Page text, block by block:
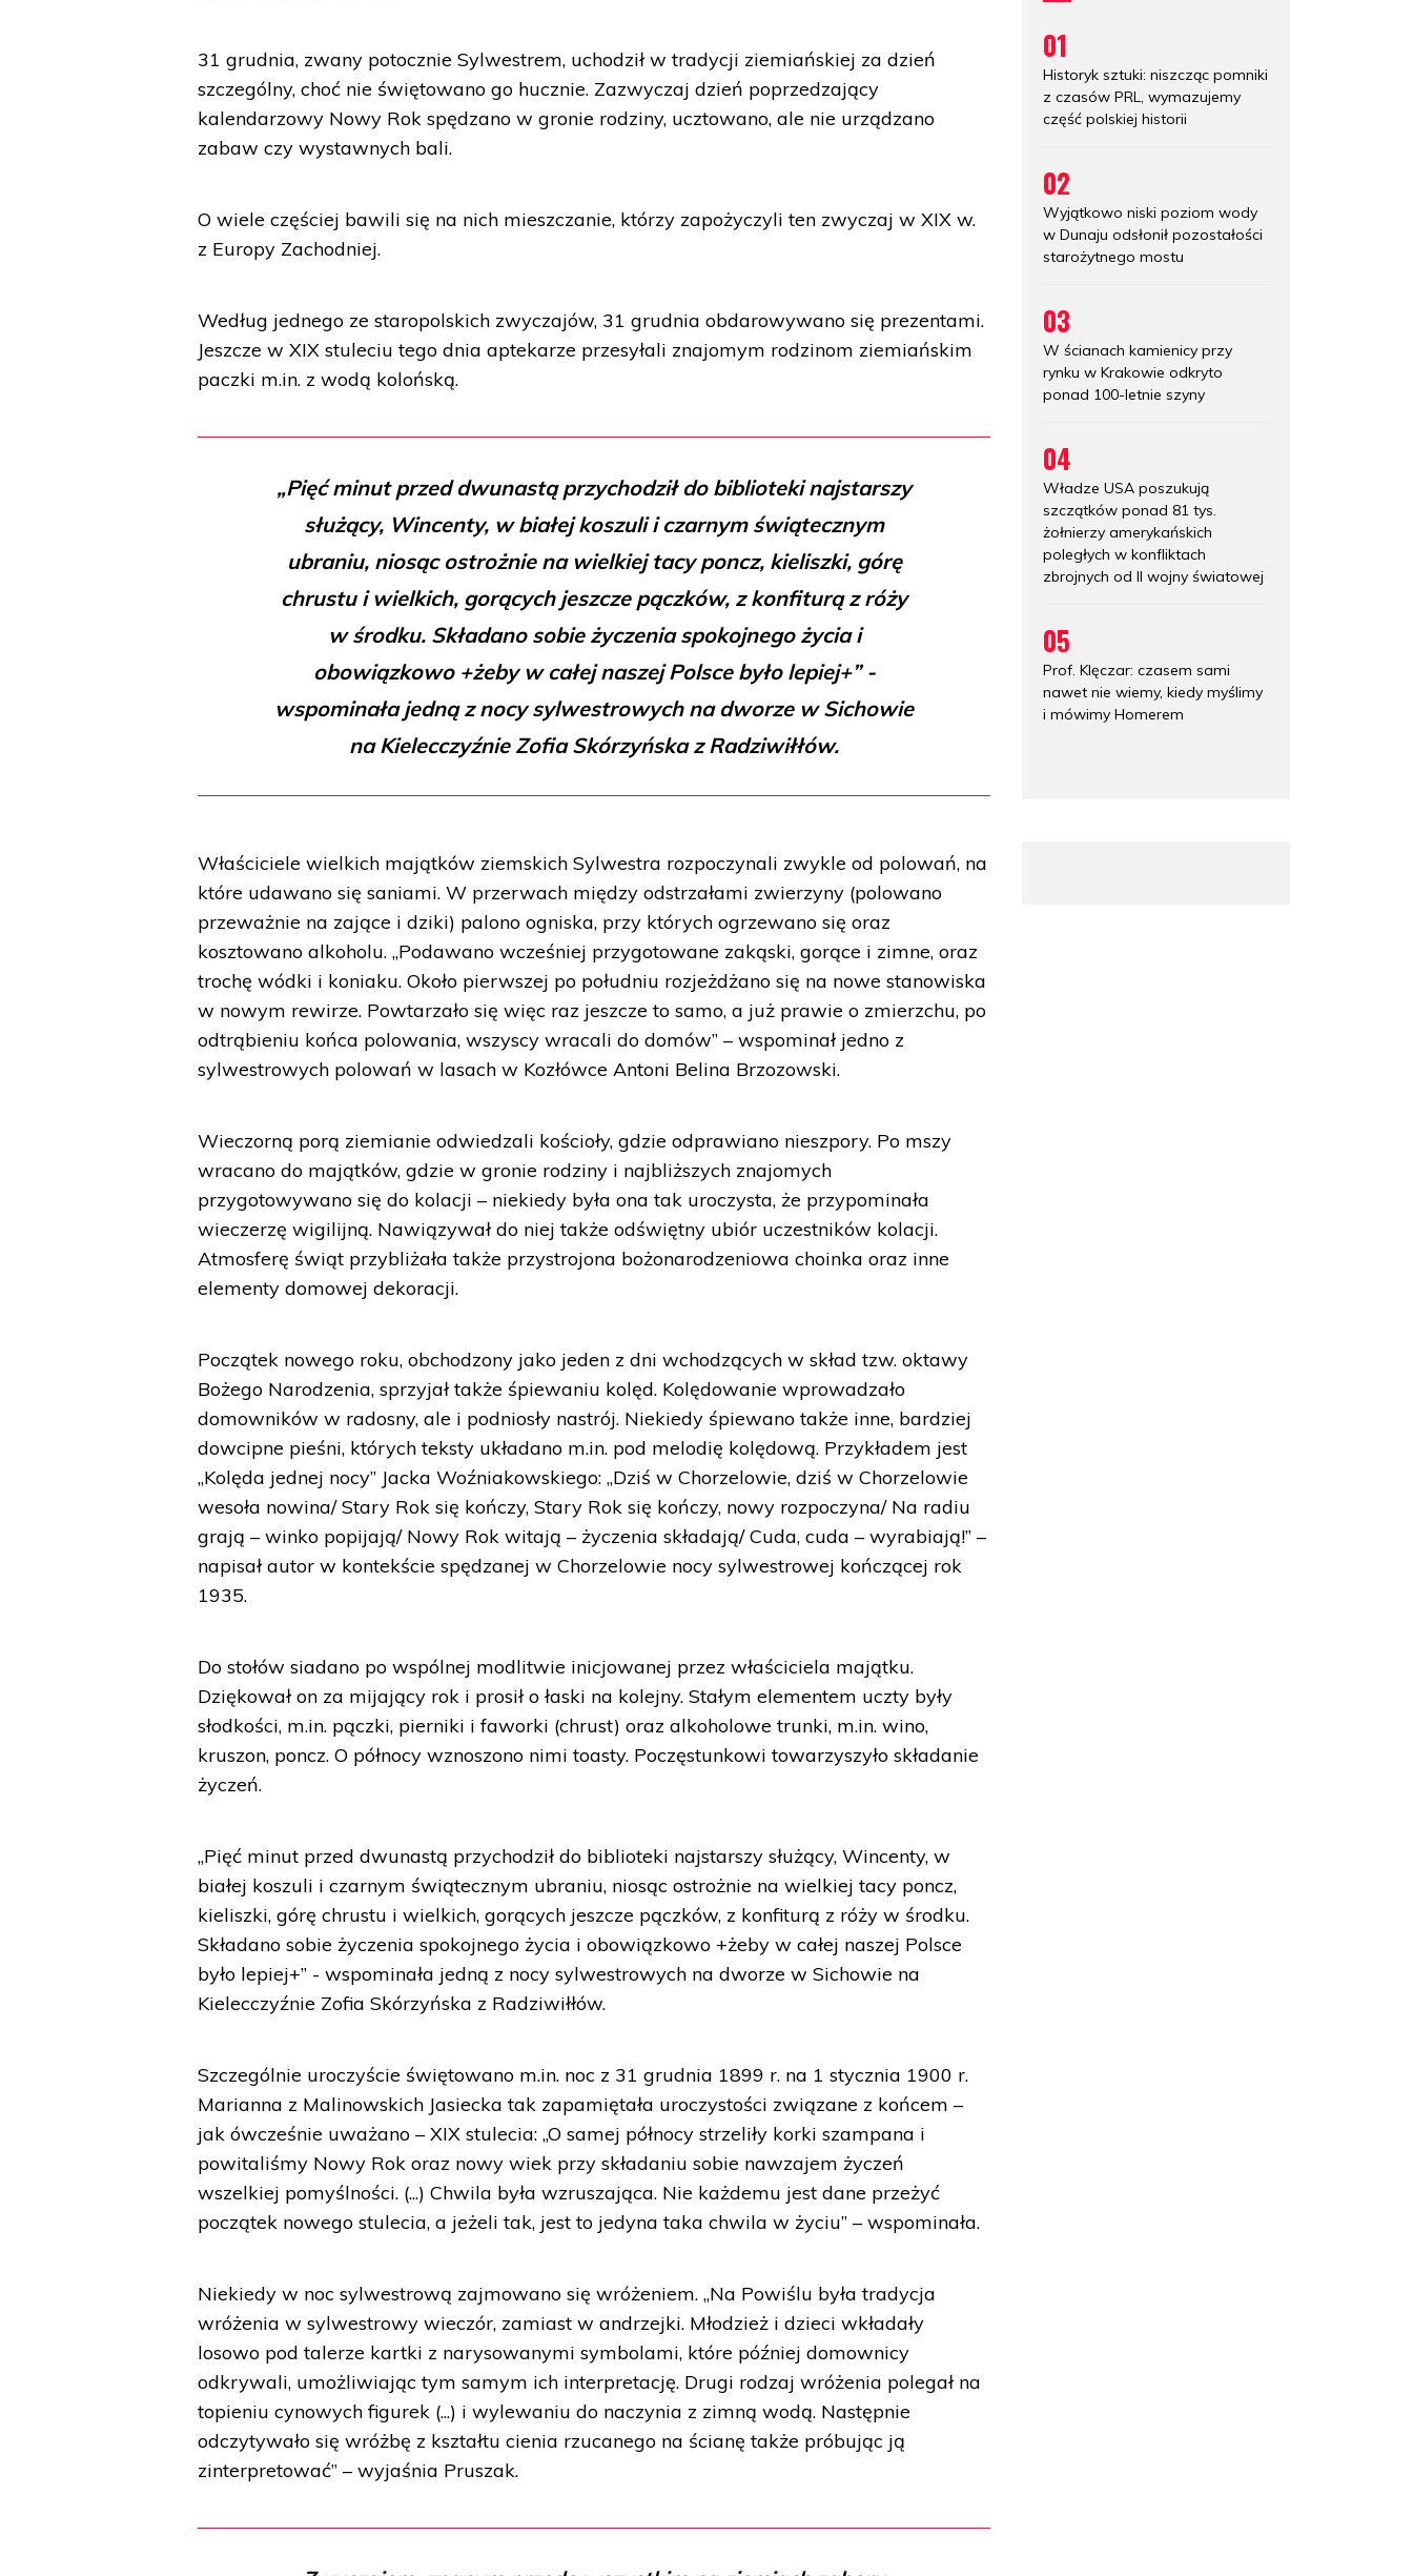
31 grudnia, zwany potocznie Sylwestrem, uchodził w tradycji ziemiańskiej za dzień
szczególny, choć nie świętowano go hucznie. Zazwyczaj dzień poprzedzający
kalendarzowy Nowy Rok spędzano w gronie rodziny, ucztowano, ale nie urządzano
zabaw czy wystawnych bali.
O wiele częściej bawili się na nich mieszczanie, którzy zapożyczyli ten zwyczaj w XIX w.
z Europy Zachodniej.
Według jednego ze staropolskich zwyczajów, 31 grudnia obdarowywano się prezentami.
Jeszcze w XIX stuleciu tego dnia aptekarze przesyłali znajomym rodzinom ziemiańskim
paczki m.in. z wodą kolońską.
„Pięć minut przed dwunastą przychodził do biblioteki najstarszy
służący, Wincenty, w białej koszuli i czarnym świątecznym
ubraniu, niosąc ostrożnie na wielkiej tacy poncz, kieliszki, górę
chrustu i wielkich, gorących jeszcze pączków, z konfiturą z róży
w środku. Składano sobie życzenia spokojnego życia i
obowiązkowo +żeby w całej naszej Polsce było lepiej+” -
wspominała jedną z nocy sylwestrowych na dworze w Sichowie
na Kielecczyźnie Zofia Skórzyńska z Radziwiłłów.
Właściciele wielkich majątków ziemskich Sylwestra rozpoczynali zwykle od polowań, na
które udawano się saniami. W przerwach między odstrzałami zwierzyny (polowano
przeważnie na zające i dziki) palono ogniska, przy których ogrzewano się oraz
kosztowano alkoholu. „Podawano wcześniej przygotowane zakąski, gorące i zimne, oraz
trochę wódki i koniaku. Około pierwszej po południu rozjeżdżano się na nowe stanowiska
w nowym rewirze. Powtarzało się więc raz jeszcze to samo, a już prawie o zmierzchu, po
odtrąbieniu końca polowania, wszyscy wracali do domów” – wspominał jedno z
sylwestrowych polowań w lasach w Kozłówce Antoni Belina Brzozowski.
Wieczorną porą ziemianie odwiedzali kościoły, gdzie odprawiano nieszpory. Po mszy
wracano do majątków, gdzie w gronie rodziny i najbliższych znajomych
przygotowywano się do kolacji – niekiedy była ona tak uroczysta, że przypominała
wieczerzę wigilijną. Nawiązywał do niej także odświętny ubiór uczestników kolacji.
Atmosferę świąt przybliżała także przystrojona bożonarodzeniowa choinka oraz inne
elementy domowej dekoracji.
Początek nowego roku, obchodzony jako jeden z dni wchodzących w skład tzw. oktawy
Bożego Narodzenia, sprzyjał także śpiewaniu kolęd. Kolędowanie wprowadzało
domowników w radosny, ale i podniosły nastrój. Niekiedy śpiewano także inne, bardziej
dowcipne pieśni, których teksty układano m.in. pod melodię kolędową. Przykładem jest
„Kolęda jednej nocy” Jacka Woźniakowskiego: „Dziś w Chorzelowie, dziś w Chorzelowie
wesoła nowina/ Stary Rok się kończy, Stary Rok się kończy, nowy rozpoczyna/ Na radiu
grają – winko popijają/ Nowy Rok witają – życzenia składają/ Cuda, cuda – wyrabiają!” –
napisał autor w kontekście spędzanej w Chorzelowie nocy sylwestrowej kończącej rok
1935.
Do stołów siadano po wspólnej modlitwie inicjowanej przez właściciela majątku.
Dziękował on za mijający rok i prosił o łaski na kolejny. Stałym elementem uczty były
słodkości, m.in. pączki, pierniki i faworki (chrust) oraz alkoholowe trunki, m.in. wino,
kruszon, poncz. O północy wznoszono nimi toasty. Poczęstunkowi towarzyszyło składanie
życzeń.
„Pięć minut przed dwunastą przychodził do biblioteki najstarszy służący, Wincenty, w
białej koszuli i czarnym świątecznym ubraniu, niosąc ostrożnie na wielkiej tacy poncz,
kieliszki, górę chrustu i wielkich, gorących jeszcze pączków, z konfiturą z róży w środku.
Składano sobie życzenia spokojnego życia i obowiązkowo +żeby w całej naszej Polsce
było lepiej+” - wspominała jedną z nocy sylwestrowych na dworze w Sichowie na
Kielecczyźnie Zofia Skórzyńska z Radziwiłłów.
Szczególnie uroczyście świętowano m.in. noc z 31 grudnia 1899 r. na 1 stycznia 1900 r.
Marianna z Malinowskich Jasiecka tak zapamiętała uroczystości związane z końcem –
jak ówcześnie uważano – XIX stulecia: „O samej północy strzeliły korki szampana i
powitaliśmy Nowy Rok oraz nowy wiek przy składaniu sobie nawzajem życzeń
wszelkiej pomyślności. (...) Chwila była wzruszająca. Nie każdemu jest dane przeżyć
początek nowego stulecia, a jeżeli tak, jest to jedyna taka chwila w życiu” – wspominała.
Niekiedy w noc sylwestrową zajmowano się wróżeniem. „Na Powiślu była tradycja
wróżenia w sylwestrowy wieczór, zamiast w andrzejki. Młodzież i dzieci wkładały
losowo pod talerze kartki z narysowanymi symbolami, które później domownicy
odkrywali, umożliwiając tym samym ich interpretację. Drugi rodzaj wróżenia polegał na
topieniu cynowych figurek (...) i wylewaniu do naczynia z zimną wodą. Następnie
odczytywało się wróżbę z kształtu cienia rzucanego na ścianę także próbując ją
zinterpretować” – wyjaśnia Pruszak.
01
Historyk sztuki: niszcząc pomniki
z czasów PRL, wymazujemy
część polskiej historii
02
Wyjątkowo niski poziom wody
w Dunaju odsłonił pozostałości
starożytnego mostu
03
W ścianach kamienicy przy
rynku w Krakowie odkryto
ponad 100-letnie szyny
04
Władze USA poszukują
szczątków ponad 81 tys.
żołnierzy amerykańskich
poległych w konfliktach
zbrojnych od II wojny światowej
05
Prof. Klęczar: czasem sami
nawet nie wiemy, kiedy myślimy
i mówimy Homerem